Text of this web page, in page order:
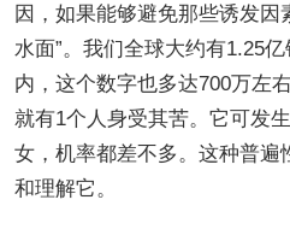
因，如果能够避免那些诱发因
水面”。我们全球大约有1.25
内，这个数字也多达700万左
就有1个人身受其苦。它可发
女，机率都差不多。这种普遍
和理解它。